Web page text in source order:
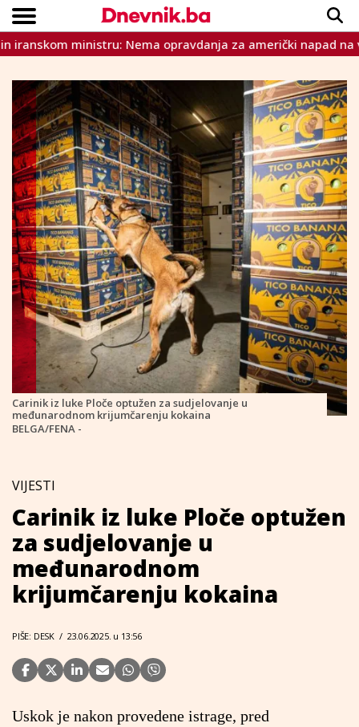
VIJESTI
SPORT
INTERVIEW
TEME
CRNA KRONIKA
LIFESTYLE
Copyright © Dnevnik.ba 2023.
ministru: Nema opravdanja za američki napad na vašu
Carinik iz luke Ploče optužen za sudjelovanje u
međunarodnom krijumčarenju kokaina
BELGA/FENA -
VIJESTI
Carinik iz luke Ploče optužen
za sudjelovanje u
međunarodnom
krijumčarenju kokaina
PIŠE: DESK / 23.06.2025. u 13:56
Uskok je nakon provedene istrage, pred